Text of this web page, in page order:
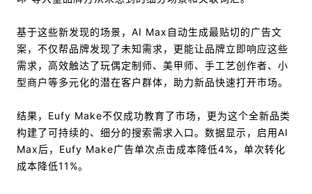
基于这些新发现的场景，AI Max自动生成最贴切的广告文
案，不仅帮品牌发现了未知需求，更能让品牌立即响应这些
需求，高效触达了玩偶定制师、美甲师、手工艺创作者、小
型商户等多元化的潜在客户群体，助力新品快速打开市场。
结果，Eufy Make不仅成功教育了市场，更为这个全新品类
构建了可持续的、细分的搜索需求入口。数据显示，启用AI
Max后，Eufy Make广告单次点击成本降低4%，单次转化
成本降低11%。